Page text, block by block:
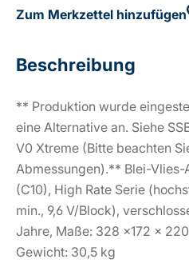
Zum Merkzettel hinzufügen
Beschreibung
** Produktion wurde
eine Alternative an. Siehe
V0 Xtreme (Bitte beachten
Abmessungen).** Blei-Vlies-
(C10), High Rate Serie
min., 9,6 V/Block),
Jahre, Maße: 328 x172 x
Gewicht: 30,5 kg